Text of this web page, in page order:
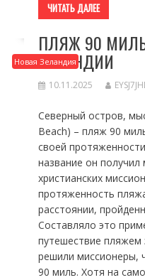
ЧИТАТЬ ДАЛЕЕ
Новая Зеландия
ПЛЯЖ 90
ЗЕЛАНДИИ
10.11.2025
Северный остров,
Beach) – пляж 90
своей
название он получил
христианских
протяженность
расстоянии,
Составляло это
путешествие пляжем
решили миссионеры,
90 миль. Хотя на